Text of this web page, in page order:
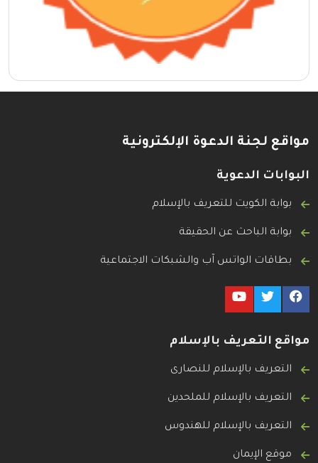
مواقع لجنة الدعوة الإلكترونية
البوابات الدعوية
بوابة الكويت للتعريف بالإسلام
بوابة الباحث عن الحقيقة
بطاقات الواتس آب والشبكات الاجتماعية
مواقع التعريف بالإسلام
التعريف بالإسلام للنصارى
التعريف بالإسلام للملحدين
التعريف بالإسلام للهندوس
موقع الإيمان